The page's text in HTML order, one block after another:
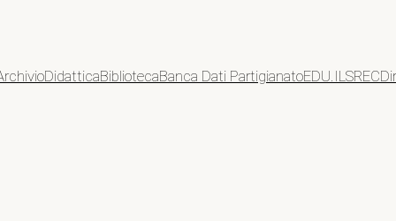
DidatticaBibliotecaBanca Dati PartigianatoEDU.ILSREC